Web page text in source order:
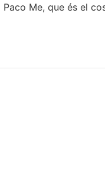
Me, que és el